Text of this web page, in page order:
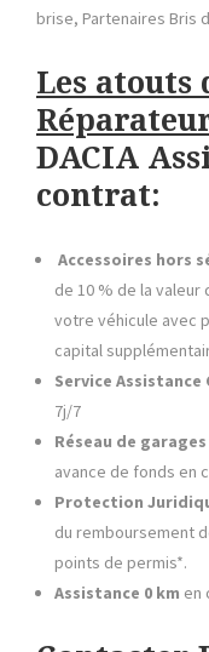
brise, Partenaires Bris
Les atouts
DACIA
contrat:
Accessoires hors
de 10 % de la
votre véhicule avec
capital
Service
7j/7
Réseau de
avance de fonds en
Protection
du remboursement
points de permis*.
Assistance 0 km en